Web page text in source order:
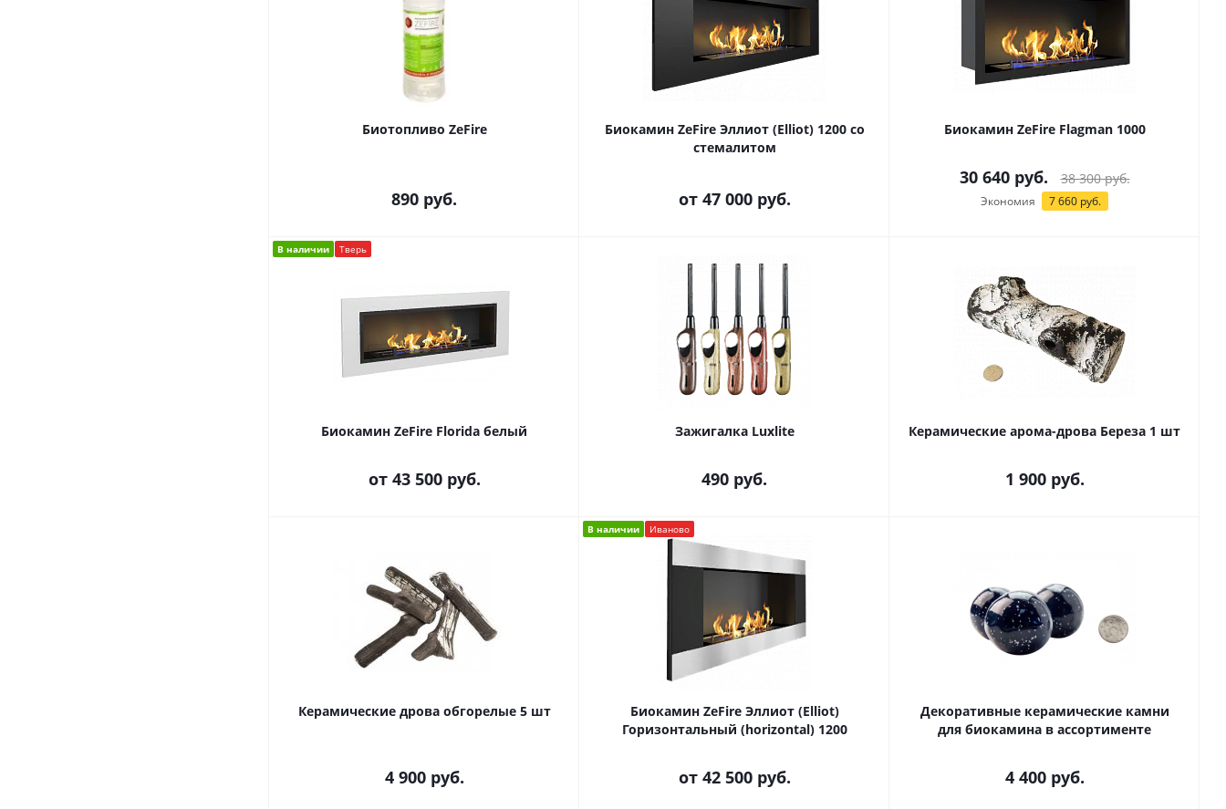
Биотопливо ZeFire
890 руб.
Биокамин ZeFire Эллиот (Elliot) 1200 со
стемалитом
от 47 000 руб.
Биокамин ZeFire Flagman 1000
30 640руб. 38 300руб.
Экономия 7 660 руб.
В наличии Тверь
Биокамин ZeFire Florida белый
от 43 500 руб.
Зажигалка Luxlite
490 руб.
Керамические арома-дрова Береза 1 шт
1 900руб.
Керамические дрова обгорелые 5 шт
4 900руб.
В наличии Иваново
Биокамин ZeFire Эллиот (Elliot)
Горизонтальный (horizontal) 1200
от 42 500 руб.
Декоративные керамические камни
для биокамина в ассортименте
4 400руб.